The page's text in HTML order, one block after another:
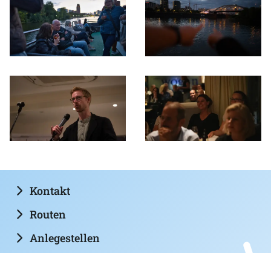
Kontakt
Routen
Anlegestellen